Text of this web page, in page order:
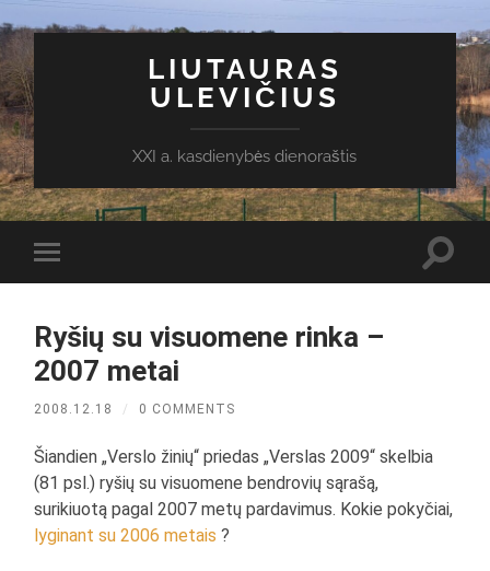
LIUTAURAS
ULEVIČIUS
XXI a. kasdienybės dienoraštis
Toggle
mobile
Ryšių su visuomene rinka –
2007 metai
2008.12.18 / 0 COMMENTS
Šiandien „Verslo žinių“ priedas „Verslas 2009“ skelbia
(81 psl.) ryšių su visuomene bendrovių sąrašą,
surikiuotą pagal 2007 metų pardavimus. Kokie pokyčiai,
lyginant su 2006 metais ?